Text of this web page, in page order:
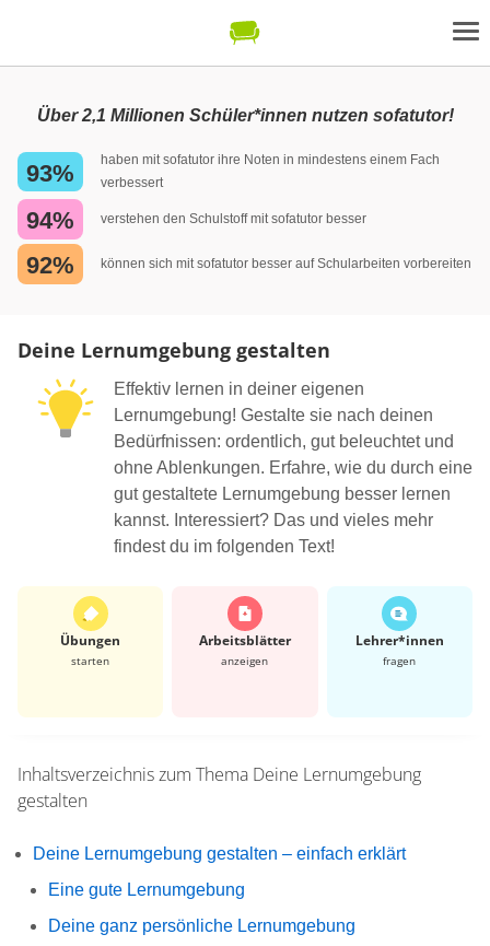
Über 2,1 Millionen Schüler*innen nutzen sofatutor!
93%
haben mit sofatutor ihre Noten in mindestens einem Fach
verbessert
94% verstehen den Schulstoff mit sofatutor besser
92% können sich mit sofatutor besser auf Schularbeiten vorbereiten
Deine Lernumgebung gestalten
Effektiv lernen in deiner eigenen
Lernumgebung! Gestalte sie nach deinen
Bedürfnissen: ordentlich, gut beleuchtet und
ohne Ablenkungen. Erfahre, wie du durch eine
gut gestaltete Lernumgebung besser lernen
kannst. Interessiert? Das und vieles mehr
findest du im folgenden Text!
Übungen
starten
Arbeits­blätter
anzeigen
Lehrer*​innen
fragen
Inhaltsverzeichnis zum Thema Deine Lernumgebung
gestalten
Deine Lernumgebung gestalten – einfach erklärt
Eine gute Lernumgebung
Deine ganz persönliche Lernumgebung